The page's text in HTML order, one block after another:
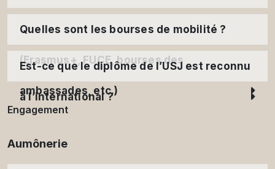
Quelles sont les bourses de mobilité ?
(Erasmus+, FUCE, bourses des
ambassades, etc.)
Est-ce que le diplôme de l’USJ est reconnu
à l’international ?
Engagement
Aumônerie